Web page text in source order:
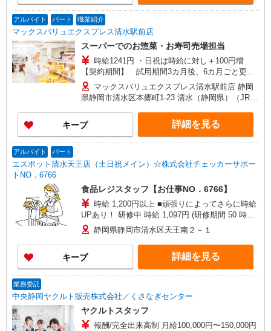
アルバイト パート 職業紹介
マックスバリュエクスプレス清水駅前店
スーパーでのお惣菜・お寿司売場担当
時給1241円 ・日祝は時給に対し＋100円増
【契約期間】 試用期間3カ月後、6カ月ごと更新
※試用期間中も条件は同じです 土・日出勤出来る
方、大歓迎。
マックスバリュエクスプレス清水駅前店 静岡
県静岡市清水区本郷町1-23 清水（静岡県）（JR東
町口（約12分）,入江岡（静岡鉄道）（約21分）
キープ 詳細を見る
アルバイト パート
エスポット清水天王店（土日祝メイン）☆株式会社チェッカーサポー
トNO．6766
食品レジスタッフ【お仕事NO．6766】
時給 1,200円以上 ■頑張りによってさらに時給
UPあり！ 研修中 時給 1,097円 (研修期間 50 時間
)
静岡県静岡市清水区天王南２－１
キープ 詳細を見る
業務委託
中央静岡ヤクルト販売株式会社／くさなぎセンター
ヤクルトスタッフ
報酬/完全出来高制 月給100,000円〜150,000円